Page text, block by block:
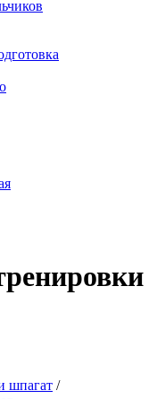
шпагат